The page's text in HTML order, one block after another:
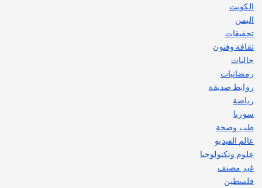
الكويت
اليمن
تحقيقات
ثقافة وفنون
جاليات
رمضانيات
روابط صديقة
رياضة
سوريا
طب وصحة
عالم الفيديو
علوم وتكنولوجيا
غير مصنف
فلسطين